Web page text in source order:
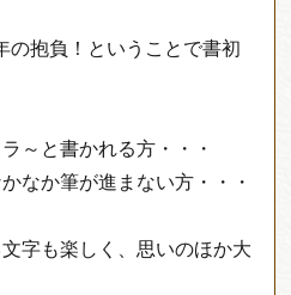
抱負！ということで書初
～と書かれる方・・・
なか筆が進まない方・・・
字も楽しく、思いのほか大